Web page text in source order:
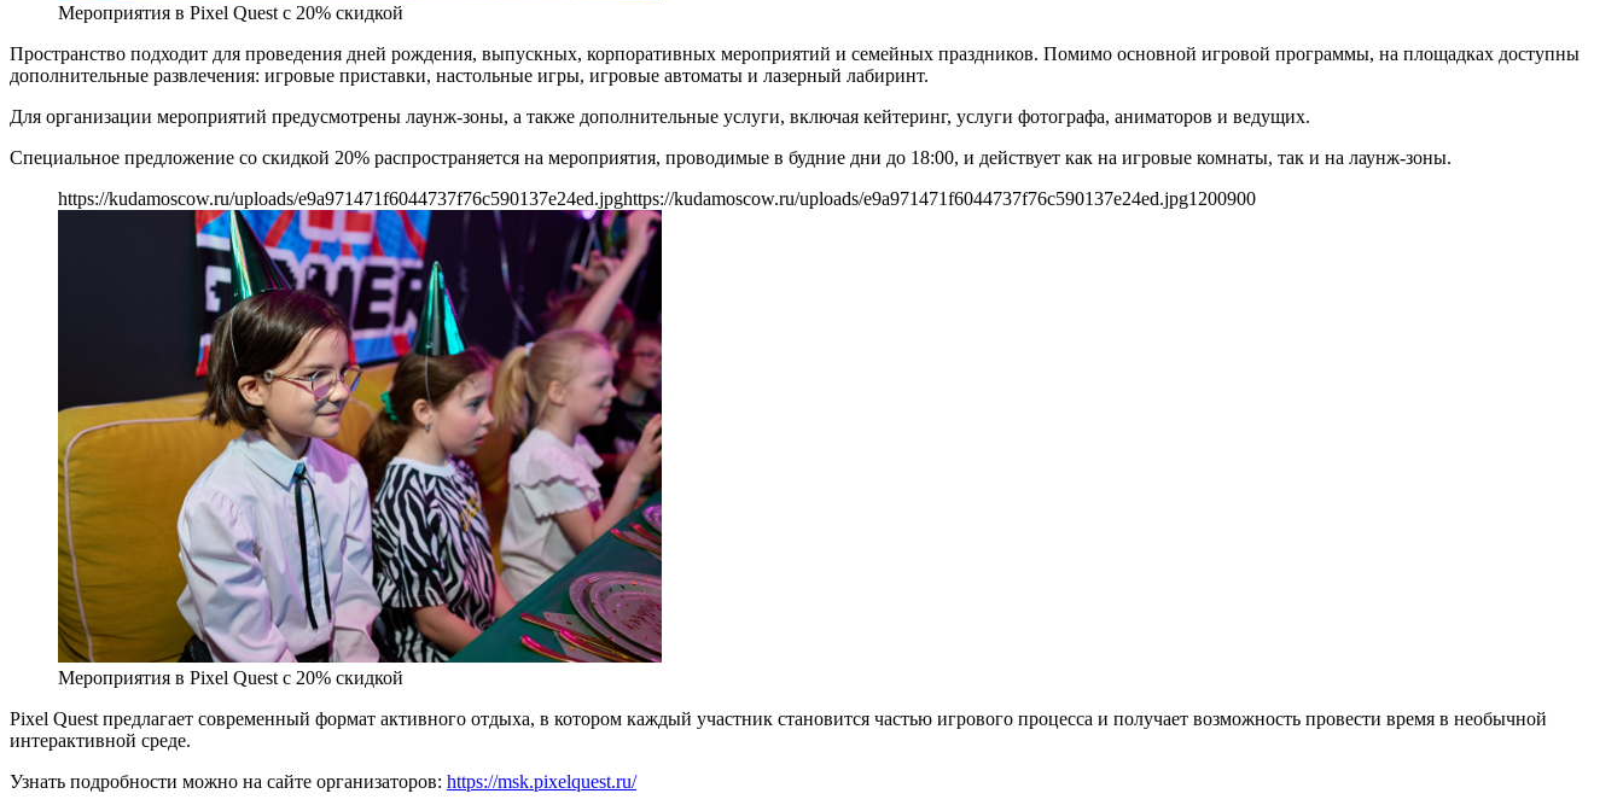
Мероприятия в Pixel Quest с 20% скидкой
Пространство подходит для проведения дней рождения, выпускных, корпоративных мероприятий и семейных праздников. Помимо основной игровой программы, на площадках доступны
дополнительные развлечения: игровые приставки, настольные игры, игровые автоматы и лазерный лабиринт.
Для организации мероприятий предусмотрены лаунж-зоны, а также дополнительные услуги, включая кейтеринг, услуги фотографа, аниматоров и ведущих.
Специальное предложение со скидкой 20% распространяется на мероприятия, проводимые в будние дни до 18:00, и действует как на игровые комнаты, так и на лаунж-зоны.
https://kudamoscow.ru/uploads/e9a971471f6044737f76c590137e24ed.jpghttps://kudamoscow.ru/uploads/e9a971471f6044737f76c590137e24ed.jpg1200900
Мероприятия в Pixel Quest с 20% скидкой
Pixel Quest предлагает современный формат активного отдыха, в котором каждый участник становится частью игрового процесса и получает возможность провести время в необычной
интерактивной среде.
Узнать подробности можно на сайте организаторов: https://msk.pixelquest.ru/